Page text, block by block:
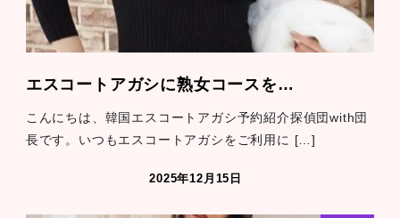
エスコートアガシに熟女コースを…
こんにちは、韓国エスコートアガシ予約紹介探偵団with団
長です。いつもエスコートアガシをご利用に […]
2025年12月15日